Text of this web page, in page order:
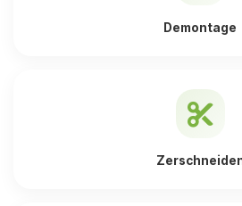
Demontage